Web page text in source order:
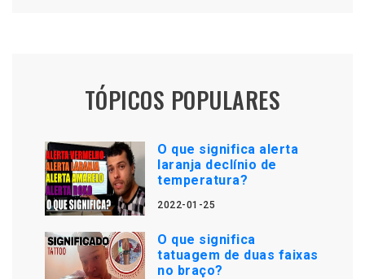
TÓPICOS POPULARES
O que significa alerta
laranja declínio de
temperatura?
2022-01-25
O que significa
tatuagem de duas faixas
no braço?